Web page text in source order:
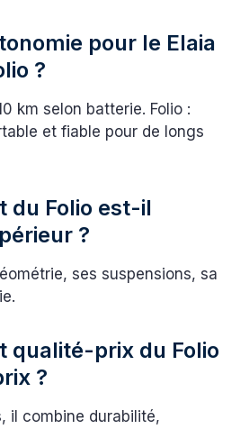
pour le Elaia
?
km selon batterie. Folio :
et fiable pour de longs
du Folio est-il
?
ses suspensions, sa
qualité-prix du Folio
?
il combine durabilité,